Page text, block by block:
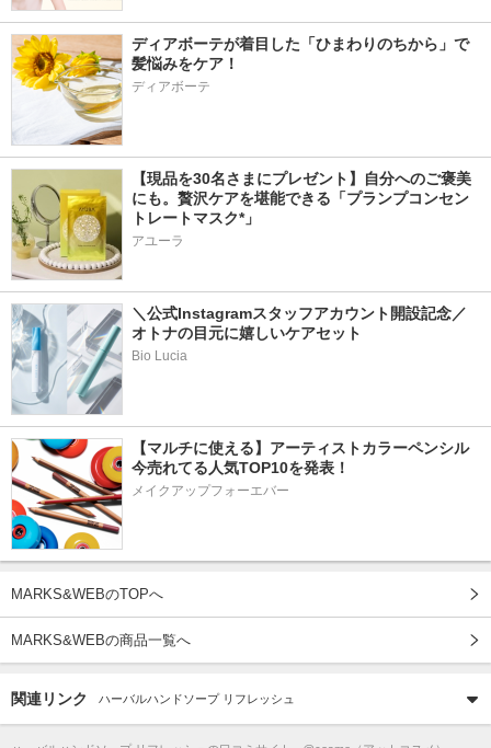
ディアボーテが着目した「ひまわりのちから」で
髪悩みをケア！
ディアボーテ
【現品を30名さまにプレゼント】自分へのご褒美
にも。贅沢ケアを堪能できる「プランプコンセン
トレートマスク*」
アユーラ
＼公式Instagramスタッフアカウント開設記念／
オトナの目元に嬉しいケアセット
Bio Lucia
【マルチに使える】アーティストカラーペンシル
今売れてる人気TOP10を発表！
メイクアップフォーエバー
MARKS&WEBのTOPへ
MARKS&WEBの商品一覧へ
関連リンク ハーバルハンドソープ リフレッシュ